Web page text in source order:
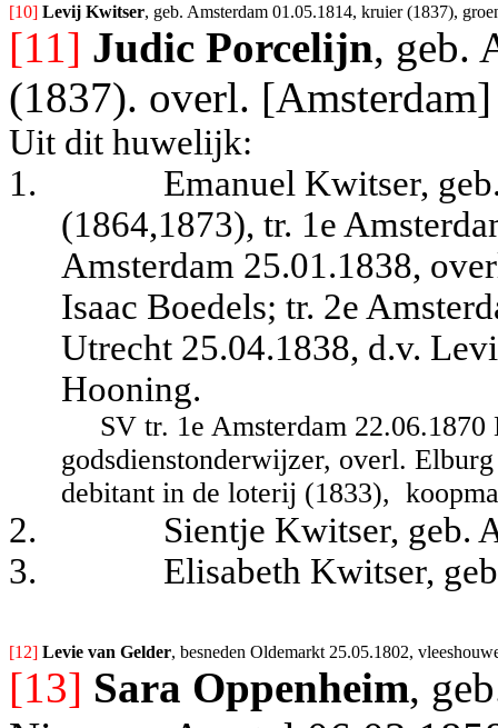
[10] Levij Kwitser, geb. Amsterdam 01.05.1814, kruier (1837),
[11] Judic Porcelijn, geb.
(1837). overl.
Uit dit huwelijk:
1.
Emanuel Kwitser,
(1864,1873), tr. 1e
Amsterdam 25.01.1838,
Isaac Boedels; tr. 2e
Utrecht 25.04.1838, d.v.
Hooning.
SV tr. 1e Amsterdam
godsdienstonderwijzer, overl.
debitant in de loterij (1833),
2.
Sientje Kwitser, geb.
3.
Elisabeth Kwitser,
[12] Levie van Gelder, besneden Oldemarkt 25.05.1802,
[13] Sara Oppenheim,